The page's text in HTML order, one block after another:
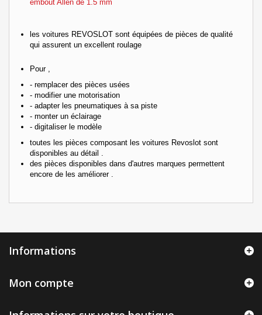
embout Allen de 1.5 mm
les voitures REVOSLOT sont équipées de pièces de qualité
qui assurent un excellent roulage
Pour ,
- remplacer des pièces usées
- modifier une motorisation
- adapter les pneumatiques à sa piste
- monter un éclairage
- digitaliser le modèle
toutes les pièces composant les voitures Revoslot sont
disponibles au détail .
des pièces disponibles dans d'autres marques permettent
encore de les améliorer .
Informations
Mon compte